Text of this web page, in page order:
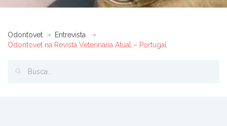
Odontovet
Entrevista
Odontovet na Revista Veterinária Atual – Portugal